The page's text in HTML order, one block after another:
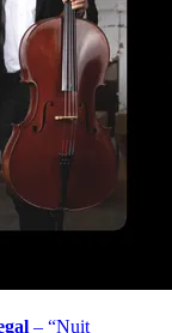
– “Nuit